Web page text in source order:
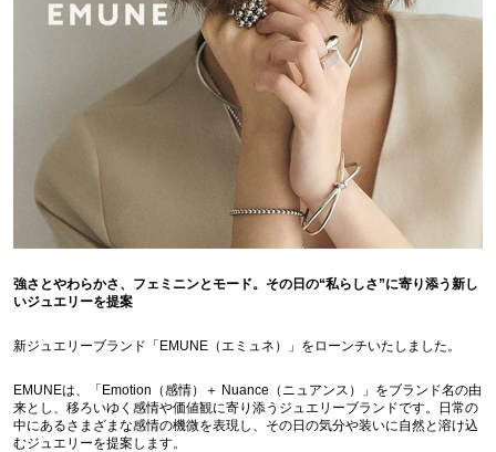
強さとやわらかさ、フェミニンとモード。その日の“私らしさ”に寄り添う新し
いジュエリーを提案
新ジュエリーブランド「EMUNE（エミュネ）」をローンチいたしました。
EMUNEは、「Emotion（感情）＋ Nuance（ニュアンス）」をブランド名の由
来とし、移ろいゆく感情や価値観に寄り添うジュエリーブランドです。日常の
中にあるさまざまな感情の機微を表現し、その日の気分や装いに自然と溶け込
むジュエリーを提案します。